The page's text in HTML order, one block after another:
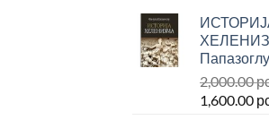
Папазоглу
2,000.00
1,600.00